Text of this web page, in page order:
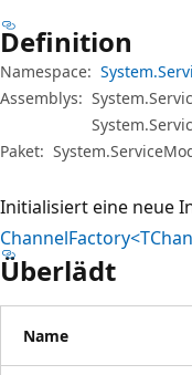
Definition
Namespace:
Assemblys:
Paket:
Initialisiert eine neue
Überlädt
Name